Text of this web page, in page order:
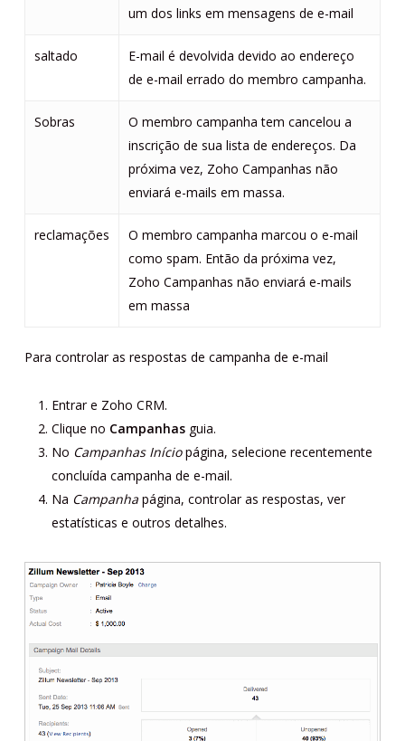
um dos links em mensagens de e-mail
saltado
E-mail é devolvida devido ao endereço
de e-mail errado do membro campanha.
Sobras
O membro campanha tem cancelou a
inscrição de sua lista de endereços. Da
próxima vez, Zoho Campanhas não
enviará e-mails em massa.
reclamações
O membro campanha marcou o e-mail
como spam. Então da próxima vez,
Zoho Campanhas não enviará e-mails
em massa
Para controlar as respostas de campanha de e-mail
Entrar e Zoho CRM.
Clique no Campanhasguia.
No Campanhas Iníciopágina, selecione recentemente
concluída campanha de e-mail.
Na Campanhapágina, controlar as respostas, ver
estatísticas e outros detalhes.